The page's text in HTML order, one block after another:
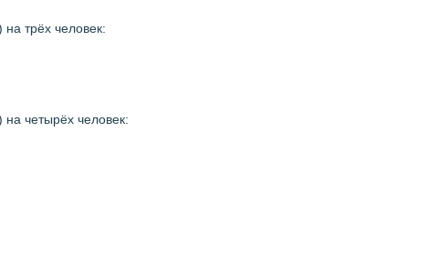
трёх человек:
на четырёх человек: